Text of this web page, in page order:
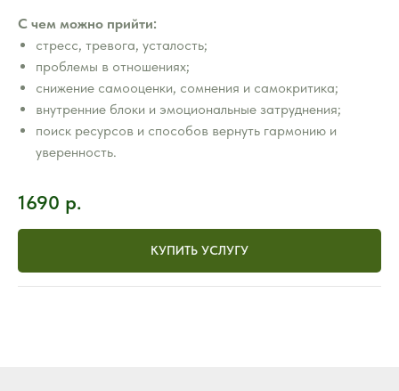
С чем можно прийти:
стресс, тревога, усталость;
проблемы в отношениях;
снижение самооценки, сомнения и самокритика;
внутренние блоки и эмоциональные затруднения;
поиск ресурсов и способов вернуть гармонию и
уверенность.
1690 р.
КУПИТЬ УСЛУГУ